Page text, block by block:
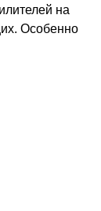
на
Особенно